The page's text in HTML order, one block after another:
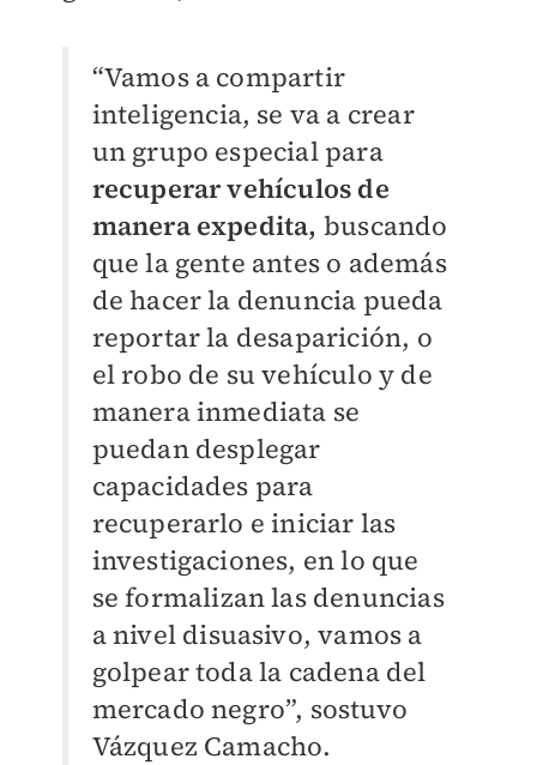
“Vamos a compartir
inteligencia, se va a crear
un grupo especial para
recuperar vehículos de
manera expedita, buscando
que la gente antes o además
de hacer la denuncia pueda
reportar la desaparición, o
el robo de su vehículo y de
manera inmediata se
puedan desplegar
capacidades para
recuperarlo e iniciar las
investigaciones, en lo que
se formalizan las denuncias
a nivel disuasivo, vamos a
golpear toda la cadena del
mercado negro”, sostuvo
Vázquez Camacho.